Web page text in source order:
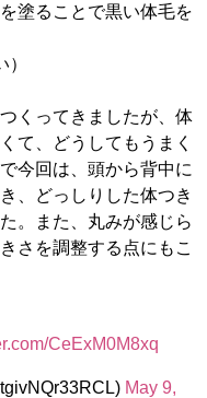
塗ることで黒い体毛を
くってきましたが、体
て、どうしてもうまく
今回は、頭から背中に
、どっしりした体つき
。また、丸みが感じら
さを調整する点にもこ
CeExM0M8xq
May 9,